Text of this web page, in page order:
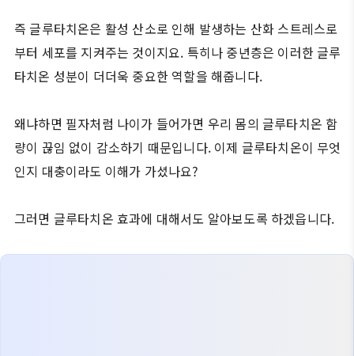
즉 글루타치온은 활성 산소로 인해 발생하는 산화 스트레스로
부터 세포를 지켜주는 것이지요. 특히나 중년층은 이러한 글루
타치온 성분이 더더욱 중요한 역할을 해줍니다.
왜냐하면 필자처럼 나이가 들어가면 우리 몸의 글루타치온 함
량이 끊임 없이 감소하기 때문입니다. 이제 글루타치온이 무엇
인지 대충이라도 이해가 가셨나요?
그러면 글루타치온 효과에 대해서도 알아보도록 하겠읍니다.